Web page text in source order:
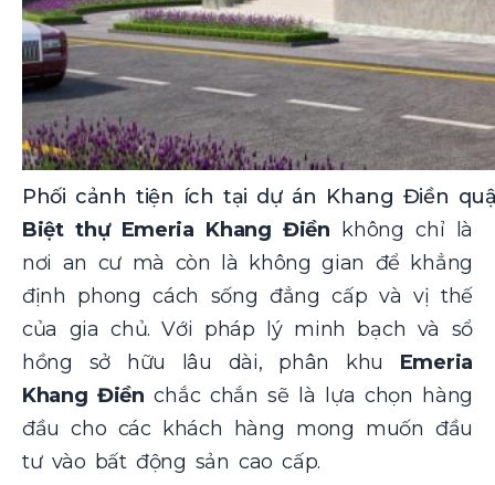
Phối cảnh tiện ích tại dự án Khang Điền
Biệt thự Emeria Khang Điền không chỉ là
nơi an cư mà còn là không gian để khẳng
định phong cách sống đẳng cấp và vị thế
của gia chủ. Với pháp lý minh bạch và sổ
hồng sở hữu lâu dài, phân khu Emeria
Khang Điền chắc chắn sẽ là lựa chọn hàng
đầu cho các khách hàng mong muốn đầu
tư vào bất động sản cao cấp.